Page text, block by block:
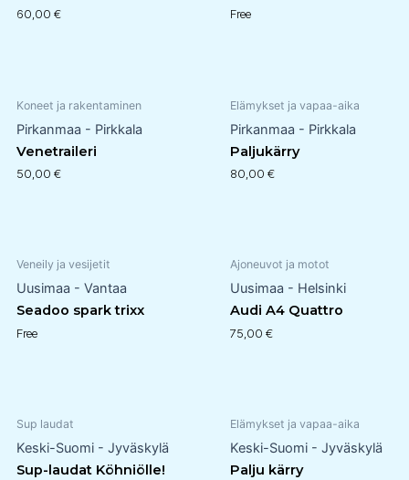
60,00 € Free
Koneet ja rakentaminen
Pirkanmaa - Pirkkala
Venetraileri
50,00 €
Elämykset ja vapaa-aika
Pirkanmaa - Pirkkala
Paljukärry
80,00 €
Veneily ja vesijetit
Uusimaa - Vantaa
Seadoo spark trixx
Free
Ajoneuvot ja motot
Uusimaa - Helsinki
Audi A4 Quattro
75,00 €
Sup laudat
Keski-Suomi - Jyväskylä
Sup-laudat Köhniölle!
Elämykset ja vapaa-aika
Keski-Suomi - Jyväskylä
Palju kärry